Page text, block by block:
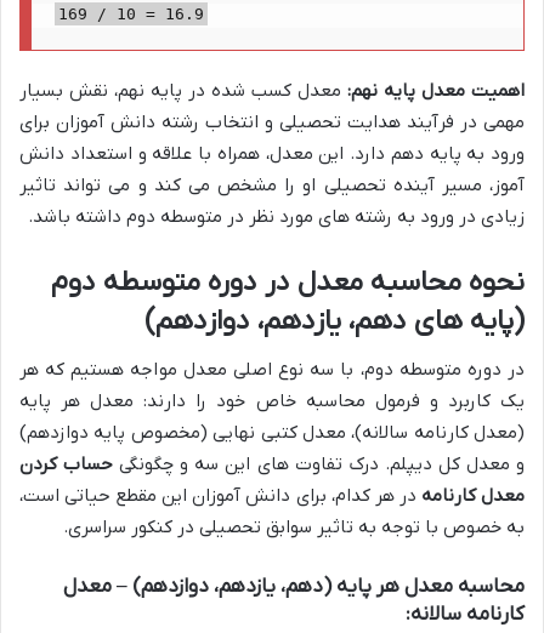
169 / 10 = 16.9
اهمیت معدل پایه نهم: معدل کسب شده در پایه نهم، نقش بسیار
مهمی در فرآیند هدایت تحصیلی و انتخاب رشته دانش آموزان برای
ورود به پایه دهم دارد. این معدل، همراه با علاقه و استعداد دانش
آموز، مسیر آینده تحصیلی او را مشخص می کند و می تواند تاثیر
زیادی در ورود به رشته های مورد نظر در متوسطه دوم داشته باشد.
نحوه محاسبه معدل در دوره متوسطه دوم
(پایه های دهم، یازدهم، دوازدهم)
در دوره متوسطه دوم، با سه نوع اصلی معدل مواجه هستیم که هر
یک کاربرد و فرمول محاسبه خاص خود را دارند: معدل هر پایه
(معدل کارنامه سالانه)، معدل کتبی نهایی (مخصوص پایه دوازدهم)
و معدل کل دیپلم. درک تفاوت های این سه و چگونگی حساب کردن
معدل کارنامه در هر کدام، برای دانش آموزان این مقطع حیاتی است،
به خصوص با توجه به تاثیر سوابق تحصیلی در کنکور سراسری.
محاسبه معدل هر پایه (دهم، یازدهم، دوازدهم) – معدل
کارنامه سالانه: